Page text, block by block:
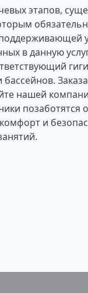
этапов,
в данную
бассейнов.
нашей
позаботятся
и